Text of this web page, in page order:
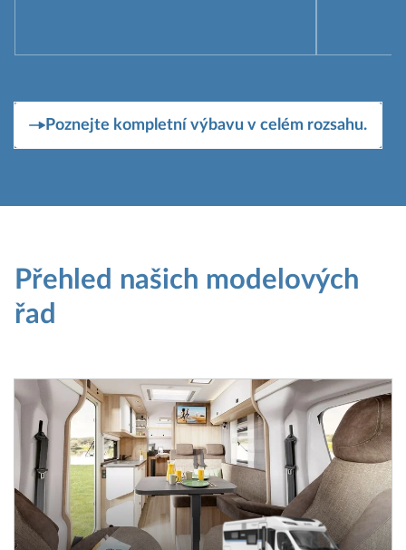
Poznejte kompletní výbavu v celém rozsahu.
Přehled našich modelových
řad